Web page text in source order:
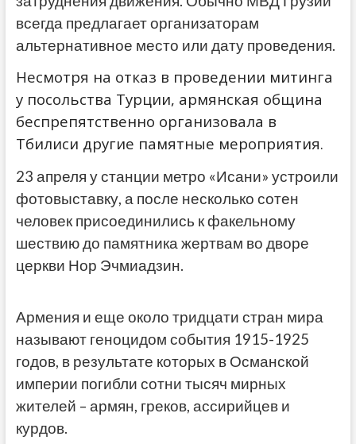
всегда предлагает организаторам
альтернативное место или дату проведения.
Несмотря на отказ в проведении митинга
у посольства Турции, армянская община
беспрепятственно организовала в
Тбилиси другие памятные мероприятия.
23 апреля у станции метро «Исани» устроили
фотовыставку, а после несколько сотен
человек присоединились к факельному
шествию до памятника жертвам во дворе
церкви Нор Эчмиадзин.
Армения и еще около тридцати стран мира
называют геноцидом события 1915-1925
годов, в результате которых в Османской
империи погибли сотни тысяч мирных
жителей – армян, греков, ассирийцев и
курдов.